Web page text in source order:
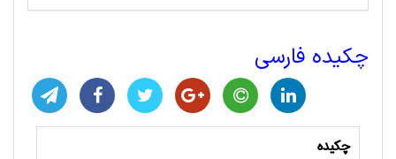
چکیده فارسی
چکیده